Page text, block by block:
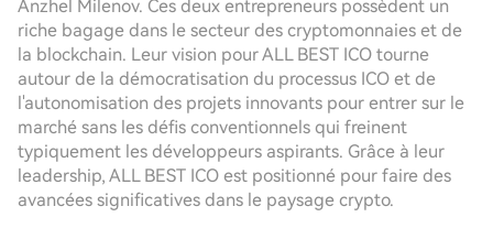
Anzhel Milenov. Ces deux entrepreneurs possèdent un
riche bagage dans le secteur des cryptomonnaies et de
la blockchain. Leur vision pour ALL BEST ICO tourne
autour de la démocratisation du processus ICO et de
l'autonomisation des projets innovants pour entrer sur le
marché sans les défis conventionnels qui freinent
typiquement les développeurs aspirants. Grâce à leur
leadership, ALL BEST ICO est positionné pour faire des
avancées significatives dans le paysage crypto.